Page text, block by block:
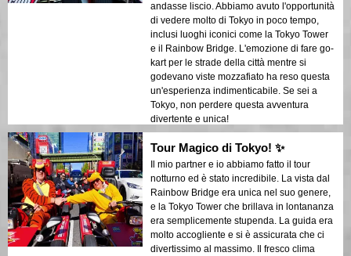
andasse liscio. Abbiamo avuto l'opportunità
di vedere molto di Tokyo in poco tempo,
inclusi luoghi iconici come la Tokyo Tower
e il Rainbow Bridge. L'emozione di fare go-
kart per le strade della città mentre si
godevano viste mozzafiato ha reso questa
un'esperienza indimenticabile. Se sei a
Tokyo, non perdere questa avventura
divertente e unica!
Tour Magico di Tokyo! ✨
Il mio partner e io abbiamo fatto il tour
notturno ed è stato incredibile. La vista dal
Rainbow Bridge era unica nel suo genere,
e la Tokyo Tower che brillava in lontananza
era semplicemente stupenda. La guida era
molto accogliente e si è assicurata che ci
divertissimo al massimo. Il fresco clima